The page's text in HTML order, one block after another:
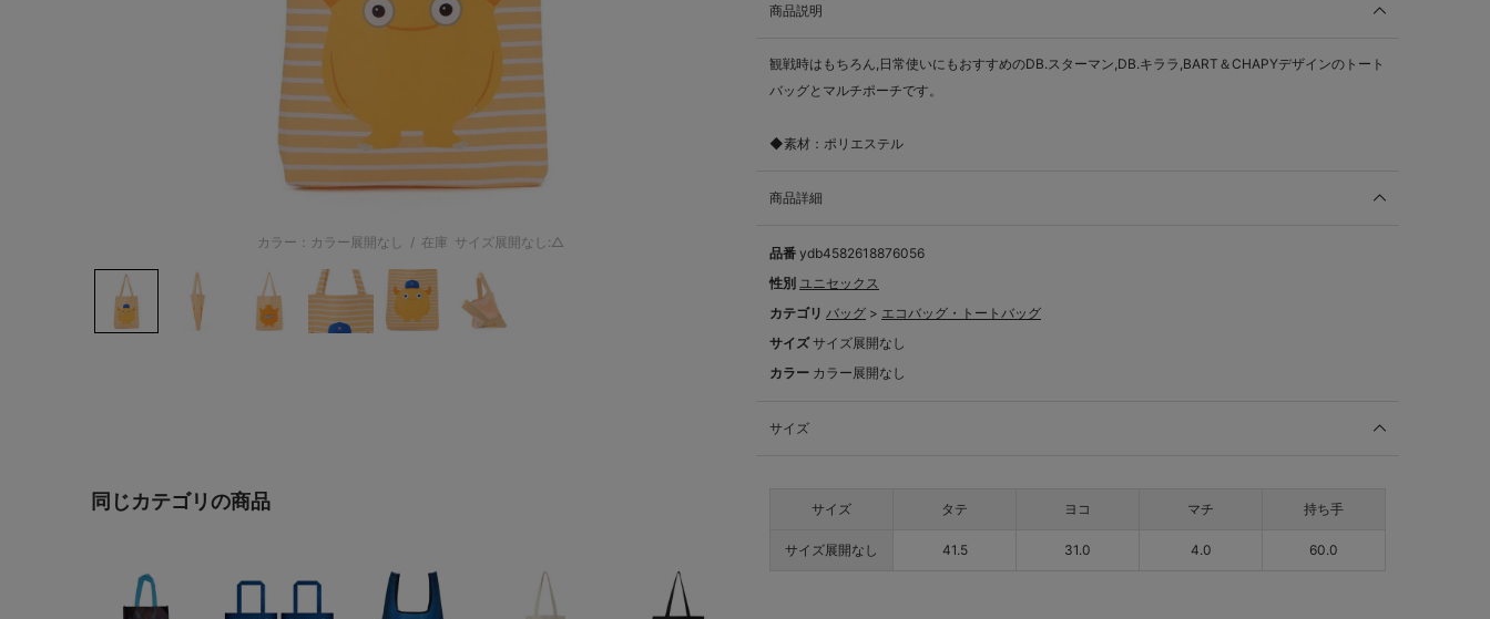
カラー：カラー展開なし / 在庫 サイズ展開なし:△
同じカテゴリの商品
商品説明
観戦時はもちろん,日常使いにもおすすめのDB.スターマン,DB.キララ,BART＆CHAPYデザインのトート
バッグとマルチポーチです。
◆素材：ポリエステル
商品詳細
品番 ydb4582618876056
性別 ユニセックス
カテゴリ バッグ > エコバッグ・トートバッグ
サイズ サイズ展開なし
カラー カラー展開なし
サイズ
サイズ タテ ヨコ マチ 持ち手
サイズ展開なし 41.5 31.0 4.0 60.0